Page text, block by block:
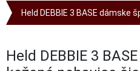
Held DEBBIE 3 BASE dámske
Held DEBBIE 3